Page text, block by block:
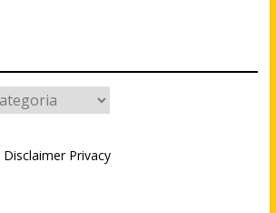
Disclaimer Privacy